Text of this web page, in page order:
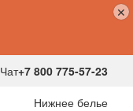
Чат+7 800 775-57-23
Нижнее белье